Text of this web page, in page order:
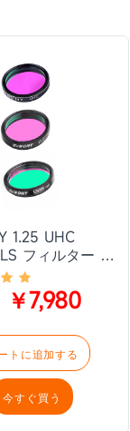
1.25 UHC
ィルター
￥7,980
トに追加する
今すぐ買う